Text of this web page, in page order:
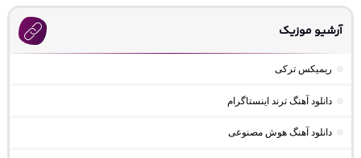
آرشیو موزیک
ریمیکس ترکی
دانلود آهنگ ترند اینستاگرام
دانلود آهنگ هوش مصنوعی